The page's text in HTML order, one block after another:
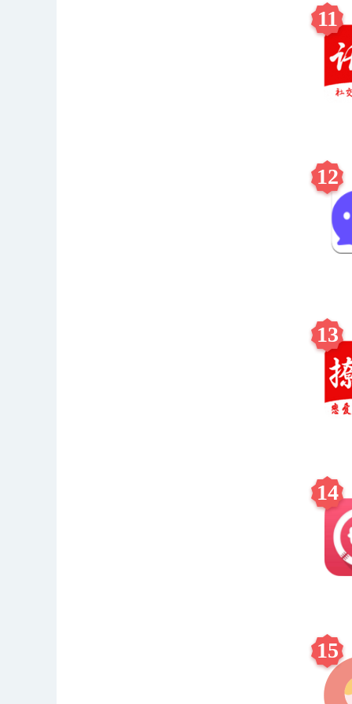
11
12
13
14
15